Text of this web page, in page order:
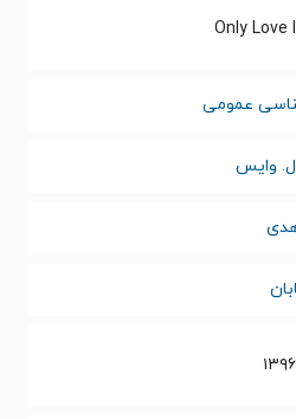
Only Love
عمومی
ال‌. وایس
۰۳